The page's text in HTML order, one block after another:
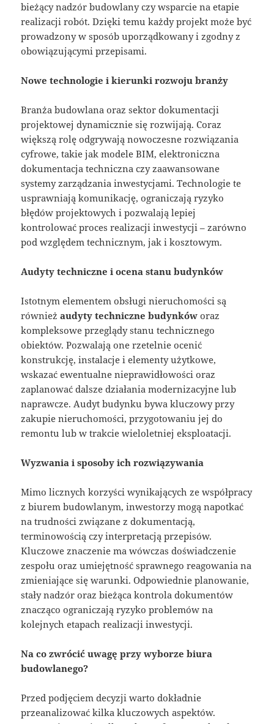
bieżący nadzór budowlany czy wsparcie na etapie
realizacji robót. Dzięki temu każdy projekt może być
prowadzony w sposób uporządkowany i zgodny z
obowiązującymi przepisami.
Nowe technologie i kierunki rozwoju branży
Branża budowlana oraz sektor dokumentacji
projektowej dynamicznie się rozwijają. Coraz
większą rolę odgrywają nowoczesne rozwiązania
cyfrowe, takie jak modele BIM, elektroniczna
dokumentacja techniczna czy zaawansowane
systemy zarządzania inwestycjami. Technologie te
usprawniają komunikację, ograniczają ryzyko
błędów projektowych i pozwalają lepiej
kontrolować proces realizacji inwestycji – zarówno
pod względem technicznym, jak i kosztowym.
Audyty techniczne i ocena stanu budynków
Istotnym elementem obsługi nieruchomości są
równieżaudyty techniczne budynków oraz
kompleksowe przeglądy stanu technicznego
obiektów. Pozwalają one rzetelnie ocenić
konstrukcję, instalacje i elementy użytkowe,
wskazać ewentualne nieprawidłowości oraz
zaplanować dalsze działania modernizacyjne lub
naprawcze. Audyt budynku bywa kluczowy przy
zakupie nieruchomości, przygotowaniu jej do
remontu lub w trakcie wieloletniej eksploatacji.
Wyzwania i sposoby ich rozwiązywania
Mimo licznych korzyści wynikających ze współpracy
z biurem budowlanym, inwestorzy mogą napotkać
na trudności związane z dokumentacją,
terminowością czy interpretacją przepisów.
Kluczowe znaczenie ma wówczas doświadczenie
zespołu oraz umiejętność sprawnego reagowania na
zmieniające się warunki. Odpowiednie planowanie,
stały nadzór oraz bieżąca kontrola dokumentów
znacząco ograniczają ryzyko problemów na
kolejnych etapach realizacji inwestycji.
Na co zwrócić uwagę przy wyborze biura
budowlanego?
Przed podjęciem decyzji warto dokładnie
przeanalizować kilka kluczowych aspektów.